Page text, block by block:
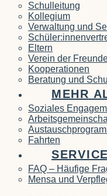
Schulleitung
Kollegium
Verwaltung und
Eltern
Verein der
Kooperationen
Beratung und
MEHR
Soziales
Fahrten
SERVICE
FAQ – Häufige
Mensa und